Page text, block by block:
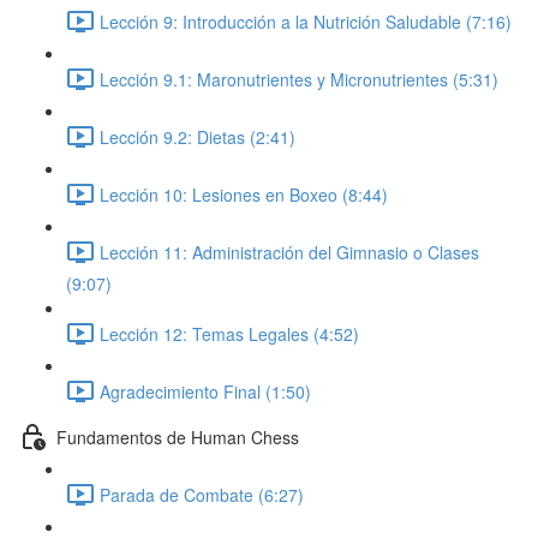
Lección 9: Introducción a la Nutrición Saludable (7:16)
Lección 9.1: Maronutrientes y Micronutrientes (5:31)
Lección 9.2: Dietas (2:41)
Lección 10: Lesiones en Boxeo (8:44)
Lección 11: Administración del Gimnasio o Clases
(9:07)
Lección 12: Temas Legales (4:52)
Agradecimiento Final (1:50)
Fundamentos de Human Chess
Parada de Combate (6:27)